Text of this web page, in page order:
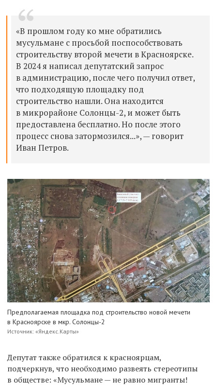
«В прошлом году ко мне обратились
мусульмане с просьбой поспособствовать
строительству второй мечети в Красноярске.
В 2024 я написал депутатский запрос
в администрацию, после чего получил ответ,
что подходящую площадку под
строительство нашли. Она находится
в микрорайоне Солонцы-2, и может быть
предоставлена бесплатно. Но после этого
процесс снова затормозился...», — говорит
Иван Петров.
Предполагаемая площадка под строительство новой мечети
в Красноярске в мкр. Солонцы-2
Источник: «Яндекс.Карты»
Депутат также обратился к красноярцам,
подчеркнув, что необходимо развеять стереотипы
в обществе: «Мусульмане — не равно мигранты!